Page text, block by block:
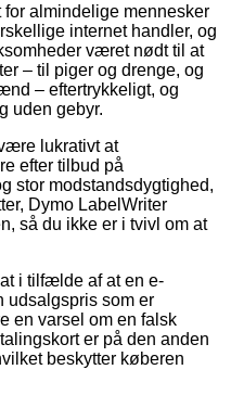
for almindelige mennesker
internet handler, og
været nødt til at
– til piger og drenge, og
– eftertrykkeligt, og
uden gebyr.
lukrativt at
efter tilbud på
stor modstandsdygtighed,
Dymo LabelWriter
så du ikke er i tvivl om at
i tilfælde af at en e-
udsalgspris som er
en varsel om en falsk
er på den anden
beskytter køberen